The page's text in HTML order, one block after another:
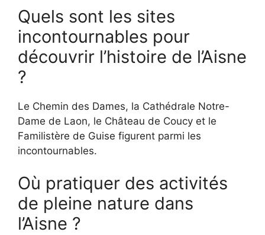
Quels sont les sites
incontournables pour
découvrir l’histoire de l’Aisne
?
Le Chemin des Dames, la Cathédrale Notre-
Dame de Laon, le Château de Coucy et le
Familistère de Guise figurent parmi les
incontournables.
Où pratiquer des activités
de pleine nature dans
l’Aisne ?